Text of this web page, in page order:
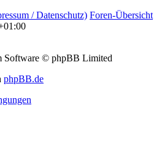
/ Datenschutz) Foren-Übersicht
Software © phpBB Limited
phpBB.de